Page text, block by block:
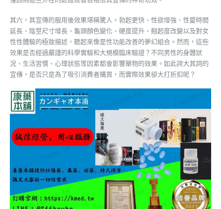
其六，其宣傳的服用後效果堪稱驚人。勃起更快、性欲增強、性愛時間
延長、陰莖尺寸增長、龜頭顏色變化、硬度提升、翹起度改變以及對女
性性體驗的極致描述，聽起來像是性功能改善的夢幻組合。然而，這些
效果是否經過嚴謹的科學實驗和大規模臨床驗證？不同男性的身體狀
況、生活習慣、心理狀態等因素都會影響藥物的效果。如此誇大其詞的
宣傳，是否只是為了吸引消費者購買，而實際效果卻大打折扣呢？